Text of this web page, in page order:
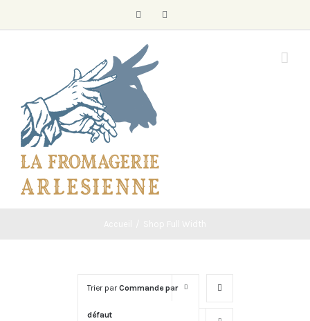
Facebook
Trier parCommande par
défaut